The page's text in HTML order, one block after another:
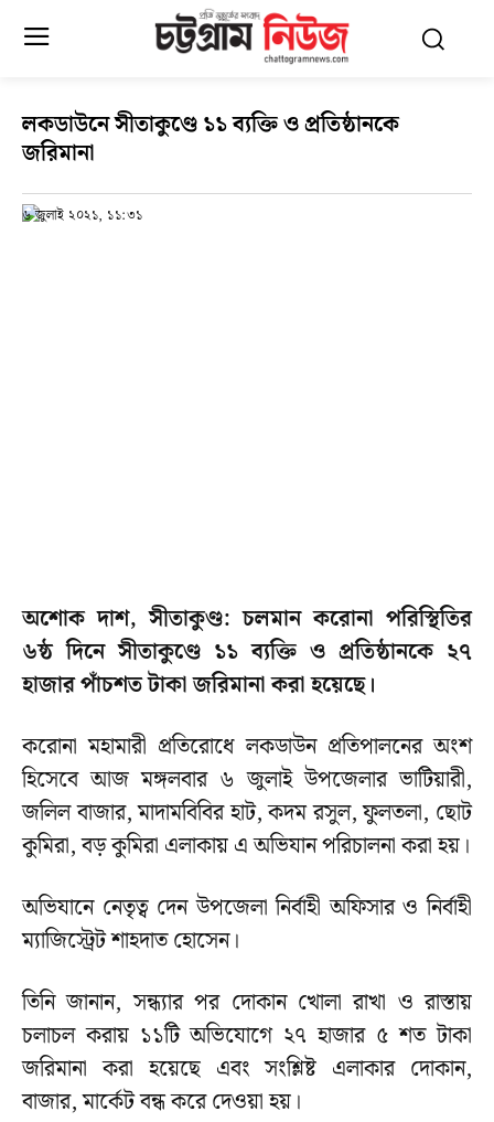
লকডাউনে সীতাকুণ্ডে ১১ ব্যক্তি ও প্রতিষ্ঠানকে
জরিমানা
৬ জুলাই ২০২১, ১১:৩১
অশোক দাশ, সীতাকুণ্ড: চলমান করোনা পরিস্থিতির
৬ষ্ঠ দিনে সীতাকুণ্ডে ১১ ব্যক্তি ও প্রতিষ্ঠানকে ২৭
হাজার পাঁচশত টাকা জরিমানা করা হয়েছে।
করোনা মহামারী প্রতিরোধে লকডাউন প্রতিপালনের অংশ
হিসেবে আজ মঙ্গলবার ৬ জুলাই উপজেলার ভাটিয়ারী,
জলিল বাজার, মাদামবিবির হাট, কদম রসুল, ফুলতলা, ছোট
কুমিরা, বড় কুমিরা এলাকায় এ অভিযান পরিচালনা করা হয়।
অভিযানে নেতৃত্ব দেন উপজেলা নির্বাহী অফিসার ও নির্বাহী
ম্যাজিস্ট্রেট শাহদাত হোসেন।
তিনি জানান,‌ সন্ধ্যার পর দোকান খোলা রাখা ও রাস্তায়
চলাচল করায় ১১টি অভিযোগে ২৭ হাজার ৫ শত টাকা
জরিমানা করা হয়েছে এবং সংশ্লিষ্ট এলাকার দোকান,
বাজার, মার্কেট বন্ধ করে দেওয়া হয়।